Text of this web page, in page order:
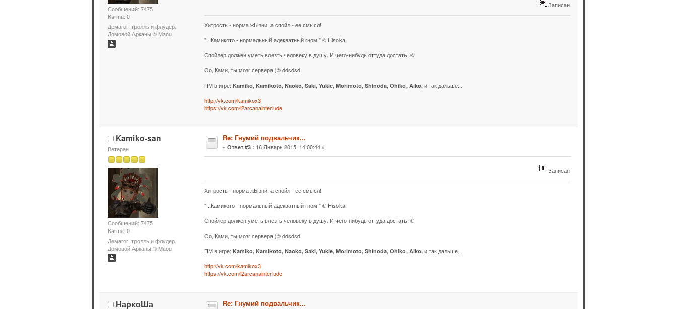
Сообщений: 7475
Karma: 0
Демагог, тролль и флудер.
Домовой Арканы.© Maou
Записан
Хитрость - норма жЫзни, а спойл - ее смысл!
"...Камикото - нормальный адекватный гном." © Hisoka.
Спойлер должен уметь влезть человеку в душу. И чего-нибудь оттуда достать! ©
Оо, Ками, ты мозг сервера )© ddsdsd
ПМ в игре: Kamiko, Kamikoto, Naoko, Saki, Yukie, Morimoto, Shinoda, Ohiko, Aiko, и так дальше...
http://vk.com/kamikox3
https://vk.com/l2arcanainterlude
Kamiko-san
Ветеран
Сообщений: 7475
Karma: 0
Демагог, тролль и флудер.
Домовой Арканы.© Maou
Re: Гнумий подвальчик...
« Ответ #3 : 16 Январь 2015, 14:00:44 »
Записан
Хитрость - норма жЫзни, а спойл - ее смысл!
"...Камикото - нормальный адекватный гном." © Hisoka.
Спойлер должен уметь влезть человеку в душу. И чего-нибудь оттуда достать! ©
Оо, Ками, ты мозг сервера )© ddsdsd
ПМ в игре: Kamiko, Kamikoto, Naoko, Saki, Yukie, Morimoto, Shinoda, Ohiko, Aiko, и так дальше...
http://vk.com/kamikox3
https://vk.com/l2arcanainterlude
НаркоШа Re: Гнумий подвальчик...